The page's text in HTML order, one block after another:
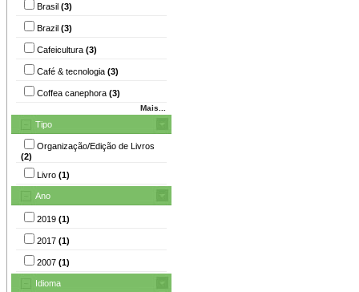
Brasil (3)
Brazil (3)
Cafeicultura (3)
Café & tecnologia (3)
Coffea canephora (3)
Mais...
Tipo
Organização/Edição de Livros
(2)
Livro (1)
Ano
2019 (1)
2017 (1)
2007 (1)
Idioma